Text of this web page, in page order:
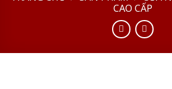
CAO CẤP